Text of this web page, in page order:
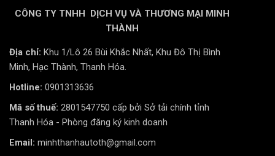
Đèn Hậu LED Custom “Smoked”
hậu được custom theo phong cách “màu khói”.
CÔNG TY TNHH DỊCH VỤ VÀ THƯƠNG MẠI MINH
THÀNH
Địa chỉ: Khu 1/Lô 26 Bùi Khắc Nhất, Khu Đô Thị Bình
Minh, Hạc Thành, Thanh Hóa.
Hotline: 0901313636
Mã số thuế: 2801547750 cấp bởi Sở tải chính tỉnh
Thanh Hóa - Phòng đăng ký kinh doanh
Email: minhthanhautoth@gmail.com